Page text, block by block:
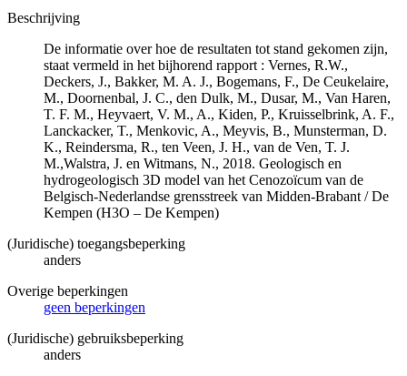
Beschrijving
De informatie over hoe de resultaten tot stand gekomen zijn,
staat vermeld in het bijhorend rapport : Vernes, R.W.,
Deckers, J., Bakker, M. A. J., Bogemans, F., De Ceukelaire,
M., Doornenbal, J. C., den Dulk, M., Dusar, M., Van Haren,
T. F. M., Heyvaert, V. M., A., Kiden, P., Kruisselbrink, A. F.,
Lanckacker, T., Menkovic, A., Meyvis, B., Munsterman, D.
K., Reindersma, R., ten Veen, J. H., van de Ven, T. J.
M.,Walstra, J. en Witmans, N., 2018. Geologisch en
hydrogeologisch 3D model van het Cenozoïcum van de
Belgisch-Nederlandse grensstreek van Midden-Brabant / De
Kempen (H3O – De Kempen)
(Juridische) toegangsbeperking
anders
Overige beperkingen
geen beperkingen
(Juridische) gebruiksbeperking
anders